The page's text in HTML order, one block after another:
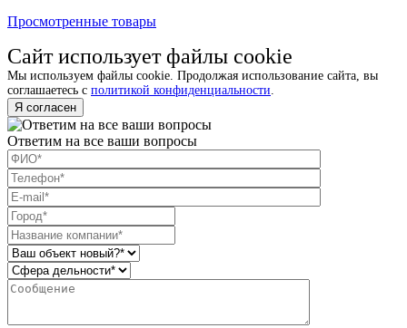
Просмотренные товары
Сайт использует файлы cookie
Мы используем файлы cookie. Продолжая использование сайта, вы
соглашаетесь с политикой конфиденциальности.
Я согласен
Ответим на все ваши вопросы